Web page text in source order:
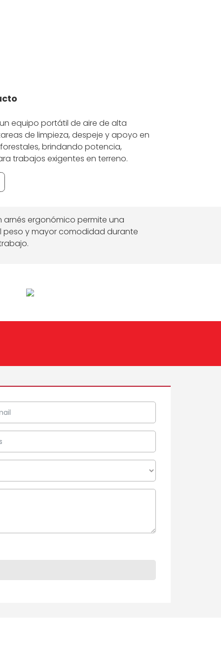
equipo portátil de aire de alta
de limpieza, despeje y apoyo en
brindando potencia,
trabajos exigentes en terreno.
arnés ergonómico permite una
peso y mayor comodidad durante